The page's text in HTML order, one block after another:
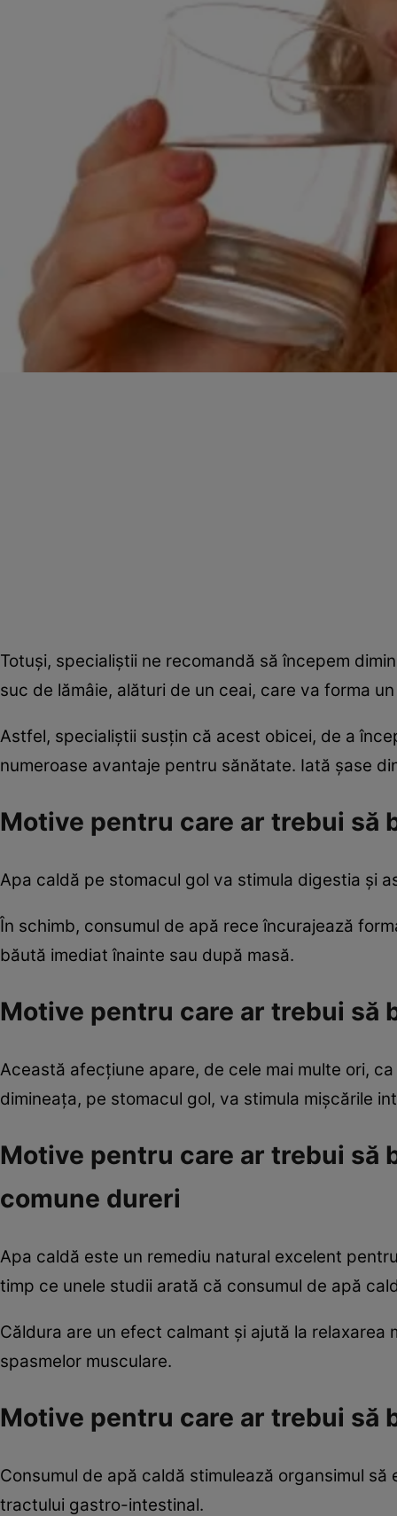
Totuşi, specialiştii ne recomandă să începem
suc de lămâie, alături de un ceai, care va forma
Astfel, specialiştii susţin că acest obicei, de a
numeroase avantaje pentru sănătate. Iată şase
Motive pentru care ar trebui să
Apa caldă pe stomacul gol va stimula digestia şi
În schimb, consumul de apă rece încurajează
băută imediat înainte sau după masă.
Motive pentru care ar trebui să
Această afecţiune apare, de cele mai multe ori,
dimineaţa, pe stomacul gol, va stimula mişcările
Motive pentru care ar trebui să
comune dureri
Apa caldă este un remediu natural excelent
timp ce unele studii arată că consumul de apă
Căldura are un efect calmant şi ajută la relaxarea
spasmelor musculare.
Motive pentru care ar trebui să
Consumul de apă caldă stimulează organsimul
tractului gastro-intestinal.